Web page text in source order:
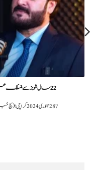
22 سال شوبز سے منسلک علی افضل نے اچانک انڈسٹری کیوں چھوڑ دی؟
?️ 28 جنوری 2024کراچی: (سچ خبریں) پاکستانی اداکار علی افضل خان کا کہنا ہے کہ